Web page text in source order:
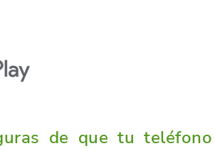
de que tu